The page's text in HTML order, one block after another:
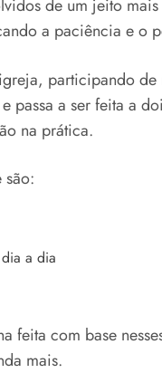
de um jeito
a paciência e o
participando
a ser feita a
na prática.
são:
a dia
feita com base
mais.